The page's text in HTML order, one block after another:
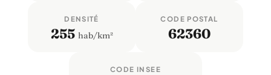
DENSITÉ
255 hab/km²
CODE POSTAL
62360
CODE INSEE